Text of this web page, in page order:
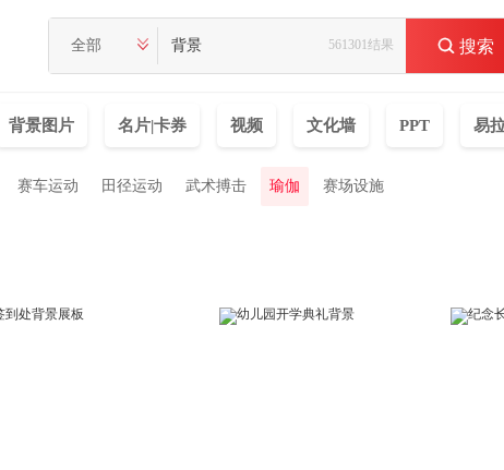
全部  搜索
561301结果
背景图片 名片|卡券 视频 文化墙 PPT 易
赛车运动 田径运动 武术搏击 瑜伽 赛场设施